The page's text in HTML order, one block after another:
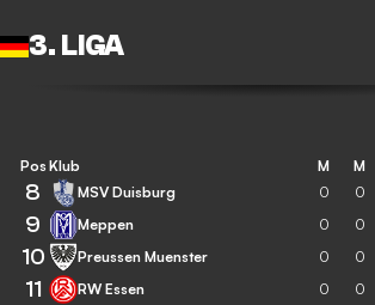
3. LIGA
Pos Klub M M
8 MSV Duisburg 0 0
9 Meppen 0 0
10 Preussen Muenster 0 0
11 RW Essen 0 0